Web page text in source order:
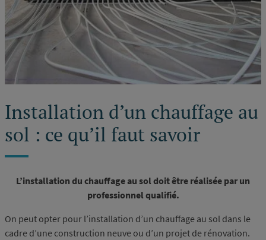
Installation d’un chauffage au
sol : ce qu’il faut savoir
L’installation du chauffage au sol doit être réalisée par un
professionnel qualifié.
On peut opter pour l’installation d’un chauffage au sol dans le
cadre d’une construction neuve ou d’un projet de rénovation.